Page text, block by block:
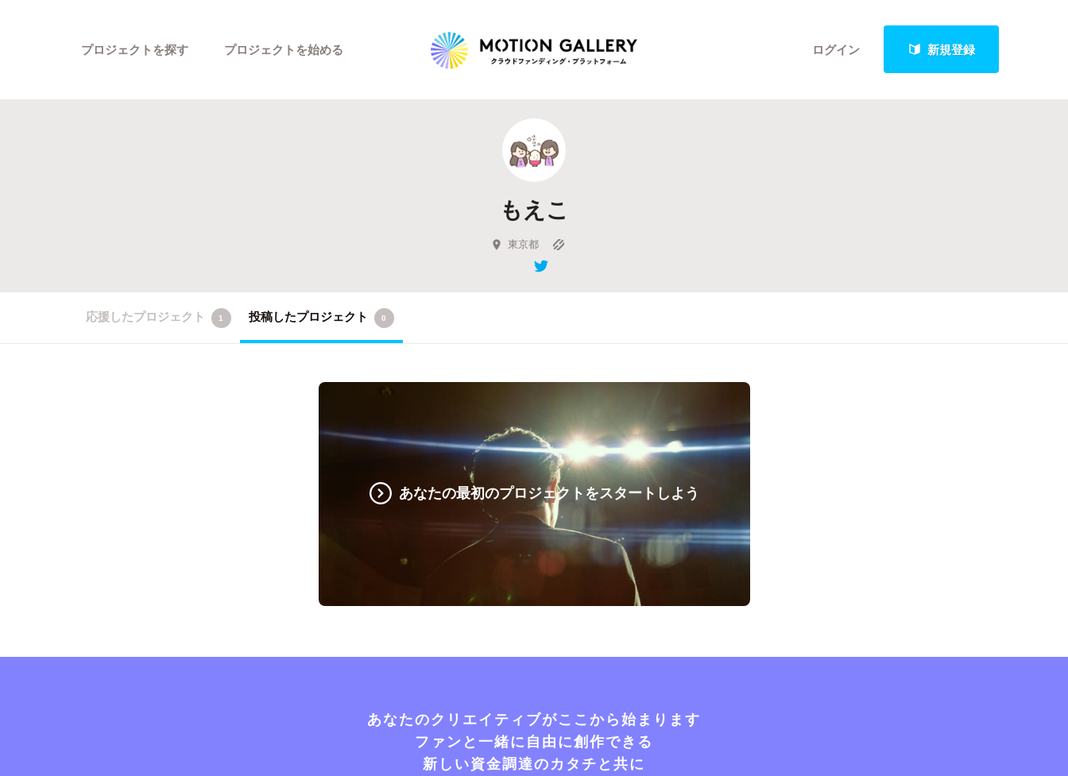
ログイン 新規登録
プロジェクトを探す
新着プロジェクト
Feature
キュレーターから探す
プロジェクトを始める
もえこ
東京都
応援したプロジェクト 1 投稿したプロジェクト 0
あなたの最初のプロジェクトをスタートしよう
あなたのクリエイティブがここから始まります
ファンと一緒に自由に創作できる
新しい資金調達のカタチと共に